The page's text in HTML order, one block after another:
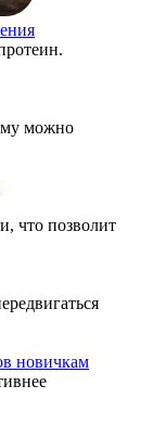
можно
что позволит
новичкам